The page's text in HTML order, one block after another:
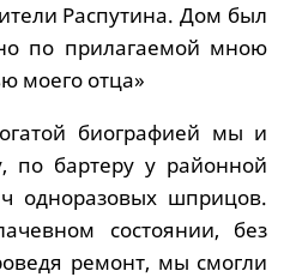
Распутина. Дом был
по прилагаемой мною
моего отца»
биографией мы и
по бартеру у районной
одноразовых шприцов.
состоянии, без
ремонт, мы смогли